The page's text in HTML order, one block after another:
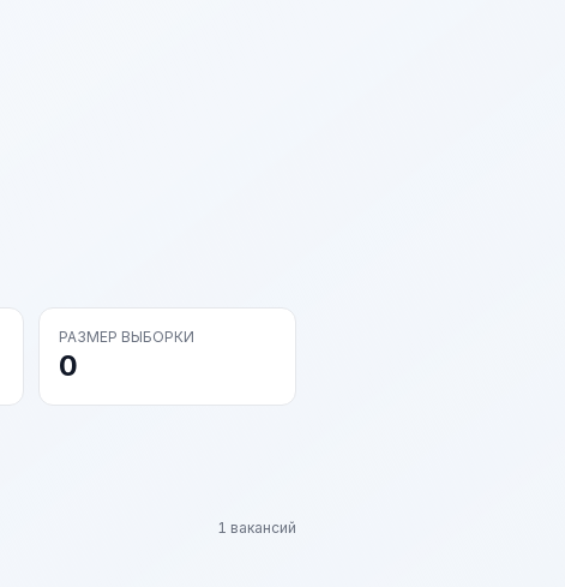
РАЗМЕР ВЫБОРКИ
0
1 вакансий